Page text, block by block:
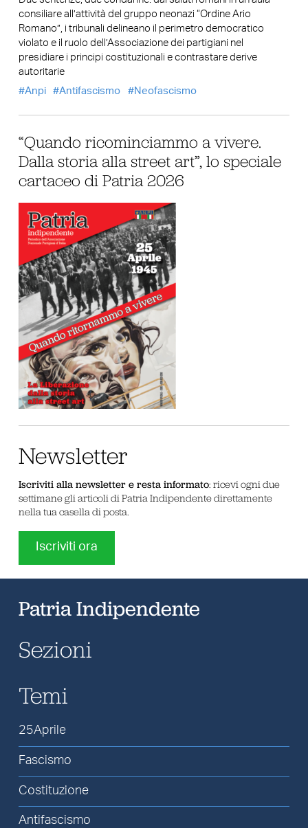
consiliare all’attività del gruppo neonazi “Ordine Ario
Romano”, i tribunali delineano il perimetro democratico
violato e il ruolo dell’Associazione dei partigiani nel
presidiare i principi costituzionali e contrastare derive
autoritarie
Anpi
Antifascismo Neofascismo
“Quando ricominciammo a vivere.
Dalla storia alla street art”, lo speciale
cartaceo di Patria 2026
Newsletter
Iscriviti alla newsletter e resta informato: ricevi ogni due
settimane gli articoli di Patria Indipendente direttamente
nella tua casella di posta.
Iscriviti ora
Patria Indipendente
Sezioni
Temi
25Aprile
Fascismo
Costituzione
Antifascismo